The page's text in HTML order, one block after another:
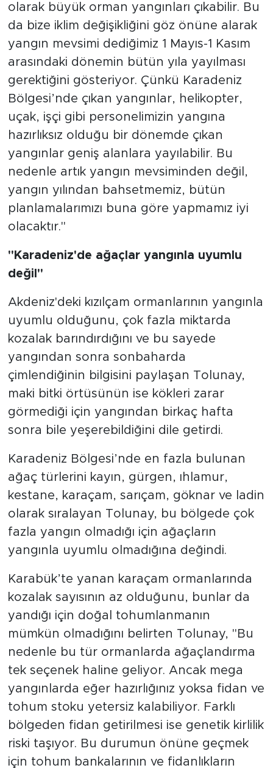
olarak büyük orman yangınları çıkabilir. Bu
da bize iklim değişikliğini göz önüne alarak
yangın mevsimi dediğimiz 1 Mayıs-1 Kasım
arasındaki dönemin bütün yıla yayılması
gerektiğini gösteriyor. Çünkü Karadeniz
Bölgesi’nde çıkan yangınlar, helikopter,
uçak, işçi gibi personelimizin yangına
hazırlıksız olduğu bir dönemde çıkan
yangınlar geniş alanlara yayılabilir. Bu
nedenle artık yangın mevsiminden değil,
yangın yılından bahsetmemiz, bütün
planlamalarımızı buna göre yapmamız iyi
olacaktır."
"Karadeniz'de ağaçlar yangınla uyumlu
değil"
Akdeniz'deki kızılçam ormanlarının yangınla
uyumlu olduğunu, çok fazla miktarda
kozalak barındırdığını ve bu sayede
yangından sonra sonbaharda
çimlendiğinin bilgisini paylaşan Tolunay,
maki bitki örtüsünün ise kökleri zarar
görmediği için yangından birkaç hafta
sonra bile yeşerebildiğini dile getirdi.
Karadeniz Bölgesi’nde en fazla bulunan
ağaç türlerini kayın, gürgen, ıhlamur,
kestane, karaçam, sarıçam, göknar ve ladin
olarak sıralayan Tolunay, bu bölgede çok
fazla yangın olmadığı için ağaçların
yangınla uyumlu olmadığına değindi.
Karabük’te yanan karaçam ormanlarında
kozalak sayısının az olduğunu, bunlar da
yandığı için doğal tohumlanmanın
mümkün olmadığını belirten Tolunay, "Bu
nedenle bu tür ormanlarda ağaçlandırma
tek seçenek haline geliyor. Ancak mega
yangınlarda eğer hazırlığınız yoksa fidan ve
tohum stoku yetersiz kalabiliyor. Farklı
bölgeden fidan getirilmesi ise genetik kirlilik
riski taşıyor. Bu durumun önüne geçmek
için tohum bankalarının ve fidanlıkların